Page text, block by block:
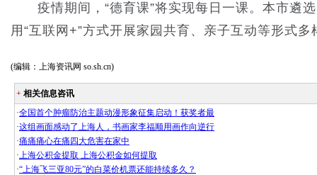
疫情期间，“德育课”将实现每日一课。本市遴
用“互联网+”方式开展家园共育、亲子互动等形式多
(编辑：上海资讯网 so.sh.cn)
+ 相关信息咨讯
·全国首个肿瘤防治主题动漫形象征集启动！获奖者最
·这组画面感动了上海人，书画家李福顺用画作向逆行
·痛痛痛心在痛四大危害在家中
·上海公积金提取 上海公积金如何提取
·“上海飞三亚80元”的白菜价机票还能持续多久？